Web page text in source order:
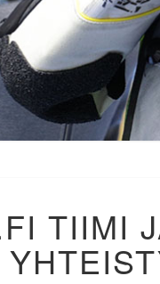
JA
TIIMI